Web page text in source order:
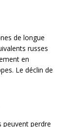
de longue
russes
en
Le déclin de
peuvent perdre